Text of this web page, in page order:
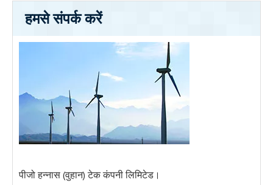
हमसे संपर्क करें
पीजो हन्नास (वुहान) टेक कंपनी लिमिटेड।